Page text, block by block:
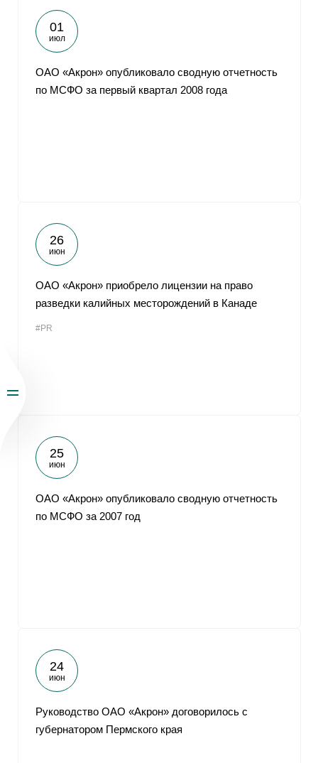
01
июл
ОАО «Акрон» опубликовало сводную отчетность
по МСФО за первый квартал 2008 года
26
июн
ОАО «Акрон» приобрело лицензии на право
разведки калийных месторождений в Канаде
#PR
25
июн
ОАО «Акрон» опубликовало сводную отчетность
по МСФО за 2007 год
24
июн
Руководство ОАО «Акрон» договорилось с
губернатором Пермского края